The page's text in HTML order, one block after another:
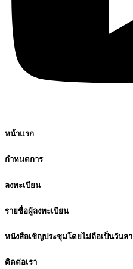
หน้าแรก
กำหนดการ
ลงทะเบียน
รายชื่อผู้ลงทะเบียน
หนังสือเชิญประชุมโดยไม่ถือเป็นวันลา
ติดต่อเรา